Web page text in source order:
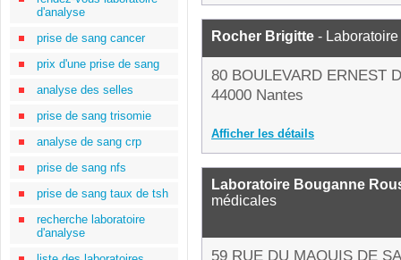
d'analyse
prise de sang cancer
prix d'une prise de sang
analyse des selles
prise de sang trisomie
analyse de sang crp
prise de sang nfs
prise de sang taux de tsh
recherche laboratoire
d'analyse
Rocher Brigitte -
80 BOULEVARD ERNEST
44000 Nantes
Afficher les détails
Laboratoire Bouganne
médicales
59 RUE DU MAQUIS DE